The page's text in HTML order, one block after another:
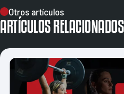
Otros artículos
ARTÍCULOS RELACIONADOS